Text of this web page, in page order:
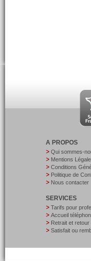
A PROPOS
Qui sommes-
Mentions
Conditions
Politique de
Nous contacter
SERVICES
Tarifs pour
Accueil
Retrait et
Satisfait ou